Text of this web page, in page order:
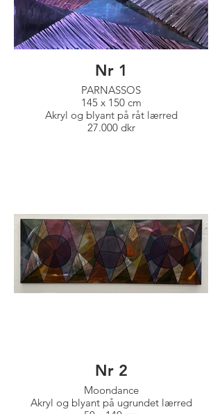
Nr 1
PARNASSOS
145 x 150 cm
Akryl og blyant på råt lærred
27.000 dkr
Nr 2
Moondance
Akryl og blyant på ugrundet lærred